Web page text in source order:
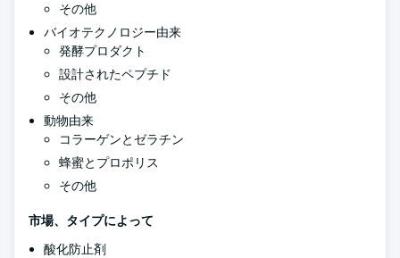
その他
バイオテクノロジー由来
発酵プロダクト
設計されたペプチド
その他
動物由来
コラーゲンとゼラチン
蜂蜜とプロポリス
その他
市場、タイプによって
酸化防止剤